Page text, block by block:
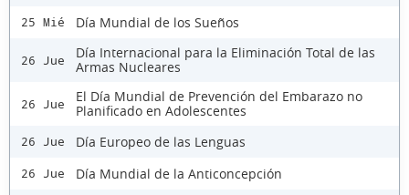
25 Mié Día Mundial de los Sueños
26 Jue
Día Internacional para la Eliminación Total de las
Armas Nucleares
26 Jue
El Día Mundial de Prevención del Embarazo no
Planificado en Adolescentes
26 Jue Día Europeo de las Lenguas
26 Jue Día Mundial de la Anticoncepción